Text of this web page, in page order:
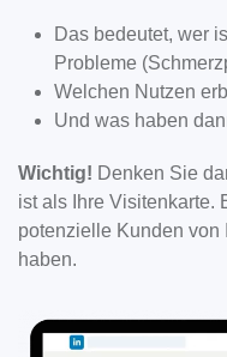
Das bedeutet, wer
Probleme
Welchen Nutzen
Und was haben
Wichtig! Denken Sie
ist als Ihre Visitenkarte.
potenzielle Kunden von
haben.